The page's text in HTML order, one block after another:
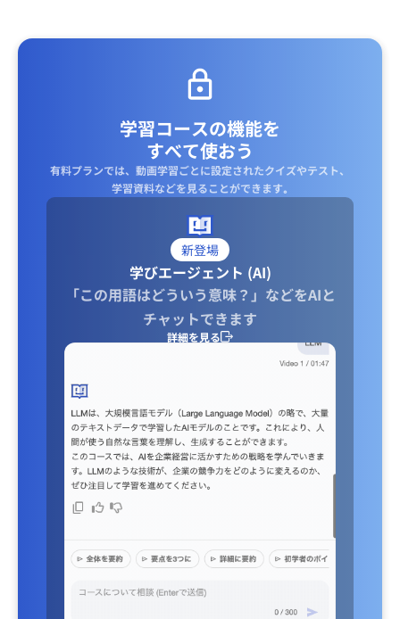
学習コースの機能を
すべて使おう
有料プランでは、動画学習ごとに設定されたクイズやテスト、
学習資料などを見ることができます｡
新登場
学びエージェント (AI)
「この用語はどういう意味？」などをAIと
チャットできます
詳細を見る